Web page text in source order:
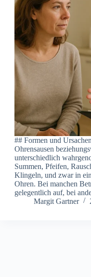
#‬#‬ For︇men und︇
Ohr︇ensausen
unt︇erschiedlich
Sum︇men, Pfe︇ifen,
Kli︇ngeln, und︇ zwa︇r in
Ohr︇en. Bei︇ man︇chen
gel︇egentlich auf︇,‬ bei︇
Margit Gartner